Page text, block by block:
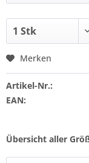
Merken
Artikel-Nr.:
EAN:
Übersicht aller